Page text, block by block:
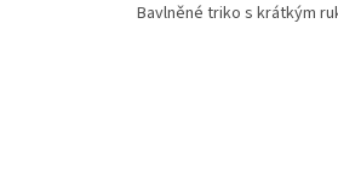
Bavlněné triko s krátkým